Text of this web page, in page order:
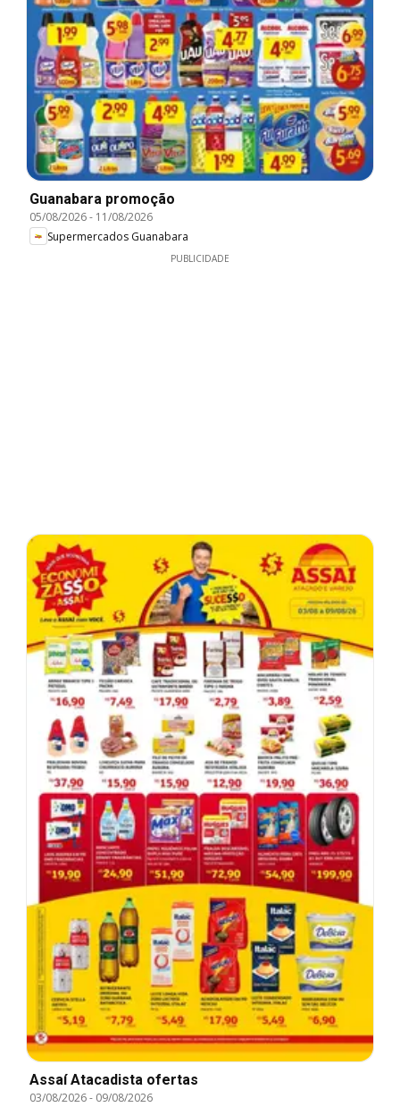
Guanabara promoção
05/08/2026- 11/08/2026
Supermercados Guanabara
PUBLICIDADE
Assaí Atacadista ofertas
03/08/2026- 09/08/2026